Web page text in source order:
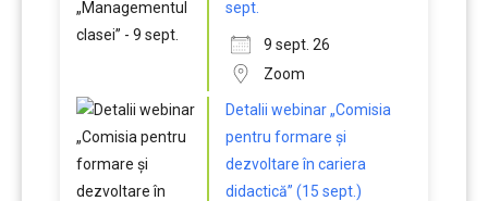
sept.
9 sept. 26
Zoom
Detalii webinar „Comisia
pentru formare și
dezvoltare în cariera
didactică” (15 sept.)